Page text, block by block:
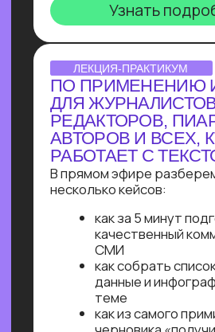
Узнайте, как освоить классическое
программирование и востребованные
методы разработкив 2−4 раза быстрее
с помощью нейросетей и no-соde
инструментов!
— Узнайте, как с нуля начать
зарабатывать на чат-ботах и уже через
пару месяцев и выйти на 100 т.р.
за проект, создавая востребованные
решения для бизнеса
Промпт-инжиниринг
Чат-боты
Вайб-кодинг